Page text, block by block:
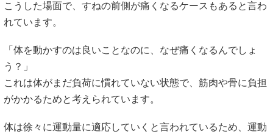
こうした場面で、すねの前側が痛くなるケースもあると言わ
れています。
「体を動かすのは良いことなのに、なぜ痛くなるんでしょ
う？」
これは体がまだ負荷に慣れていない状態で、筋肉や骨に負担
がかかるためと考えられています。
体は徐々に運動量に適応していくと言われているため、運動